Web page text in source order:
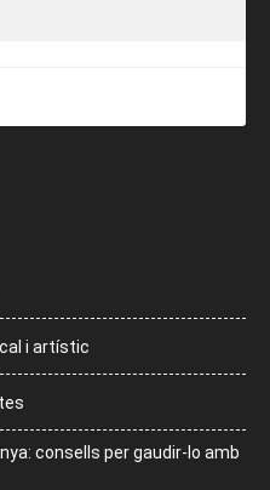
i artístic
consells per gaudir-lo amb